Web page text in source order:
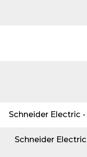
Schneider Electric -
Schneider Electric